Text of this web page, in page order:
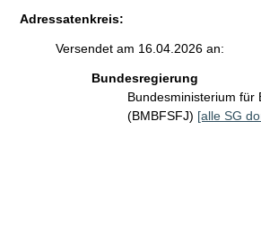
Adressatenkreis:
Versendet am 16.04.2026 an:
Bundesregierung
Bundesministerium für
(BMBFSFJ) [alle SG